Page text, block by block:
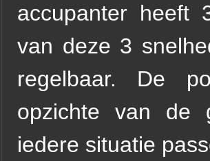
accupanter heeft
van deze 3
regelbaar. De
opzichte van de
iedere situatie